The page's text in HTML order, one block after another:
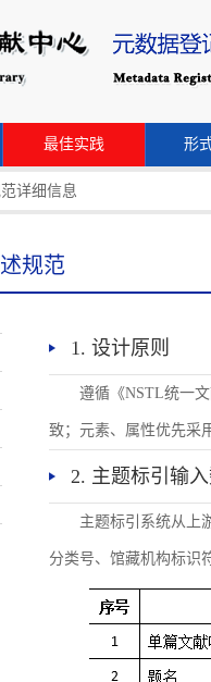
最佳实践 形
详细信息
规范
1. 设计原则
遵循《NSTL统一
致；元素、属性优先采
2. 主题标引输
主题标引系统从上
分类号、馆藏机构标识